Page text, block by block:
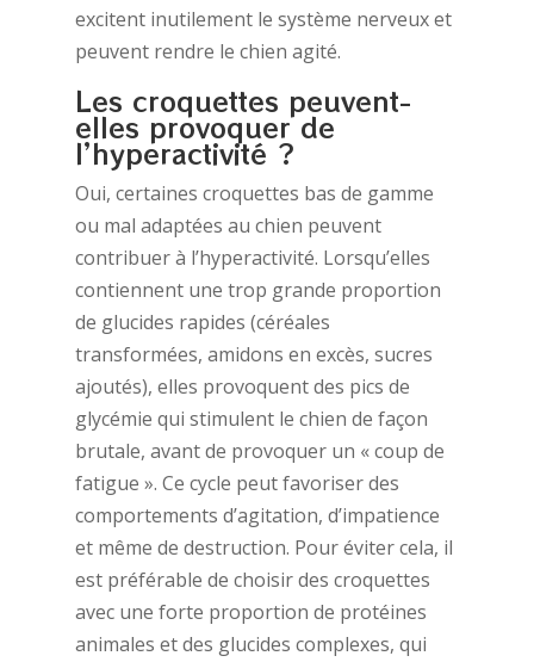
excitent inutilement le système nerveux et
peuvent rendre le chien agité.
Les croquettes peuvent-
elles provoquer de
l’hyperactivité ?
Oui, certaines croquettes bas de gamme
ou mal adaptées au chien peuvent
contribuer à l’hyperactivité. Lorsqu’elles
contiennent une trop grande proportion
de glucides rapides (céréales
transformées, amidons en excès, sucres
ajoutés), elles provoquent des pics de
glycémie qui stimulent le chien de façon
brutale, avant de provoquer un « coup de
fatigue ». Ce cycle peut favoriser des
comportements d’agitation, d’impatience
et même de destruction. Pour éviter cela, il
est préférable de choisir des croquettes
avec une forte proportion de protéines
animales et des glucides complexes, qui